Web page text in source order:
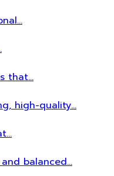
that…
high-quality…
balanced…